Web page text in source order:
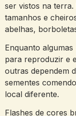
ser vistos na
tamanhos e
abelhas,
Enquanto
para reproduzir e
outras dependem
sementes
local diferente.
Flashes de cores